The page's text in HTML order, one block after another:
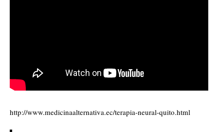
http://www.medicinaalternativa.ec/terapia-neural-quito.html